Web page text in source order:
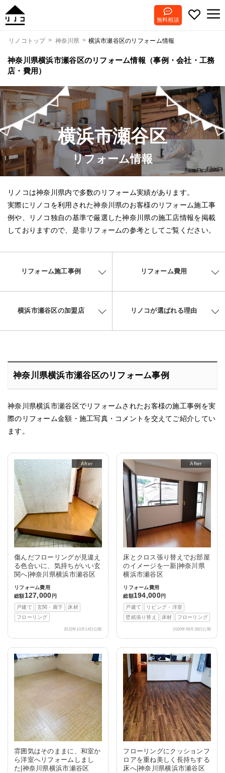
無料相談
リノコトップ 神奈川県 横浜市瀬谷区のリフォーム情報
神奈川県横浜市瀬谷区のリフォーム情報（事例・会社・工務
店・費用）
横浜市瀬谷区
リフォーム情報
リノコは神奈川県内で多数のリフォーム実績があります。
実際にリノコを利用された神奈川県のお客様のリフォーム施工事
例や、リノコ独自の基準で厳選した神奈川県の施工店情報を掲載
しておりますので、是非リフォームの参考としてご覧ください。
リフォーム施工事例 リフォーム費用
横浜市瀬谷区の加盟店 リノコが選ばれる理由
神奈川県横浜市瀬谷区のリフォーム事例
神奈川県横浜市瀬谷区でリフォームされたお客様の施工事例を実
際のリフォーム金額・施工写真・コメントを交えてご紹介してい
ます。
After
傷んだフローリングが見違え
る色合いに、気持ちがいい玄
関へ|神奈川県横浜市瀬谷区
リフォーム費用
総額127,000 円
戸建て
玄関・廊下
床材
フローリング
2022年10月14日公開
After
床とクロス張り替えでお部屋
のイメージを一新|神奈川県
横浜市瀬谷区
リフォーム費用
総額194,000円
戸建て
リビング・洋室
壁紙張り替え
床材 フローリング
2020年09月28日公開
雰囲気はそのままに、和室か
ら洋室へリフォームしまし
た|神奈川県横浜市瀬谷区
フローリングにクッションフ
ロアを重ね美しく長持ちする
床へ|神奈川県横浜市瀬谷区